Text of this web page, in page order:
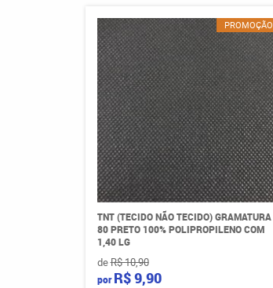
PROMOÇÃO
TNT (TECIDO NÃO TECIDO) GRAMATURA
80 PRETO 100% POLIPROPILENO COM
1,40 LG
deR$ 10,90
por R$ 9,90